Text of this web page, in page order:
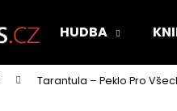
HUDBA
Tarantula – Peklo Pro